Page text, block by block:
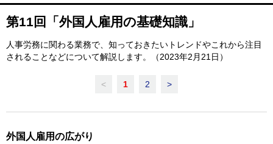
第11回「外国人雇用の基礎知識」
人事労務に関わる業務で、知っておきたいトレンドやこれから注目
されることなどについて解説します。（2023年2月21日）
< 1 2 >
外国人雇用の広がり